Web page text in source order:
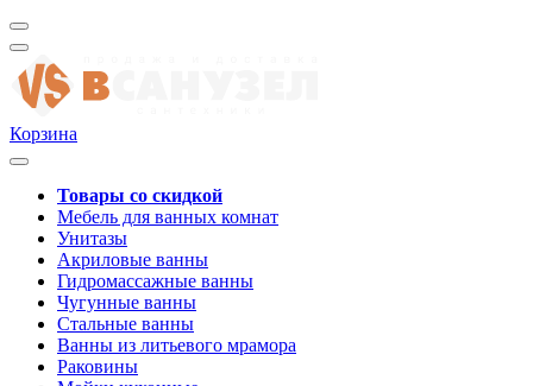
Корзина
Товары со скидкой
Мебель для ванных комнат
Унитазы
Акриловые ванны
Гидромассажные ванны
Чугунные ванны
Стальные ванны
Ванны из литьевого мрамора
Раковины